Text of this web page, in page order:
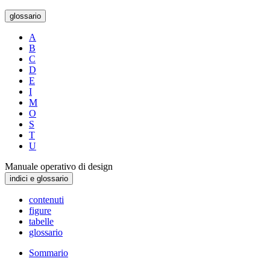
glossario
A
B
C
D
E
I
M
O
S
T
U
Manuale operativo di design
indici e glossario
contenuti
figure
tabelle
glossario
Sommario